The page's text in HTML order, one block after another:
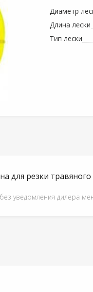
Диаметр
Длина лески
Тип лески
для резки
уведомления дилера